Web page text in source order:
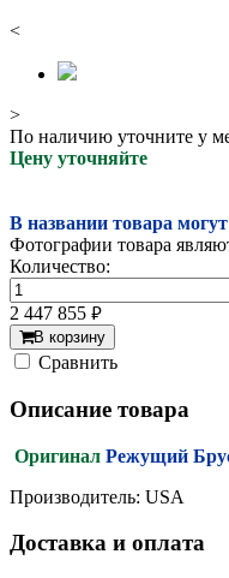
<
>
По наличию уточните у
Цену уточняйте
В названии товара
Фотографии товара
Количество:
2 447 855 руб.
В корзину
Cравнить
Описание товара
Оригинал Режущий
Производитель: USA
Доставка и оплата